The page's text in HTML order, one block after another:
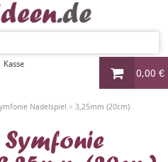
0,00 €
Kasse
Nadelspiel » 3,25mm (20cm)